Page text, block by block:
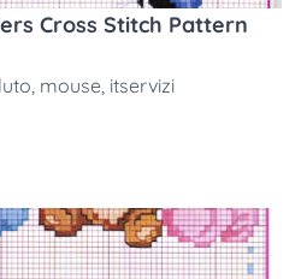
Cross Stitch Pattern
, mouse, itservizi